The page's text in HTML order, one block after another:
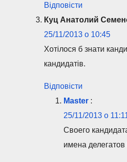
Відповісти
Куц Анатолий
25/11/2013 о 10:45
Хотілося б знати
кандидатів.
Відповісти
Master :
25/11/2013 о
Своего
имена